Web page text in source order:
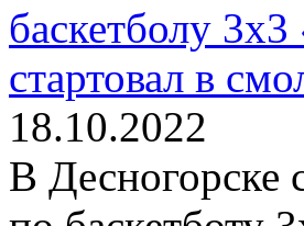
баскетболу
стартовал в
18.10.2022
В Десногорске